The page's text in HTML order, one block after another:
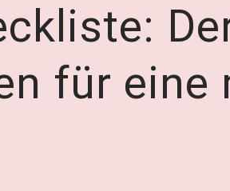
für eine